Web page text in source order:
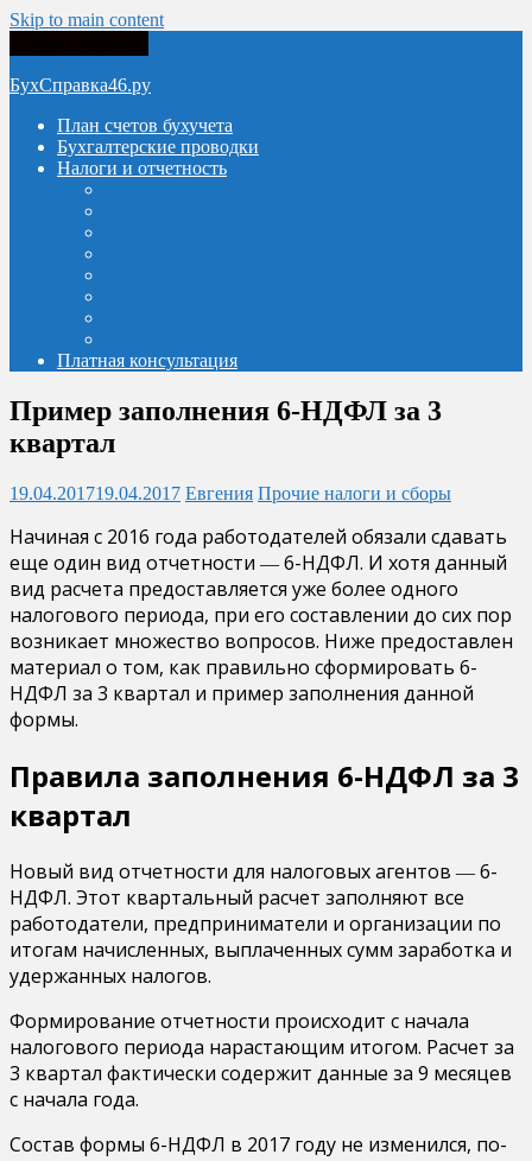
Skip to main content
БухСправка46.ру
План счетов бухучета
Бухгалтерские проводки
Налоги и отчетность
Платная консультация
Пример заполнения 6-НДФЛ за 3
квартал
19.04.201719.04.2017 Евгения Прочие налоги и сборы
Начиная с 2016 года работодателей обязали сдавать
еще один вид отчетности ― 6-НДФЛ. И хотя данный
вид расчета предоставляется уже более одного
налогового периода, при его составлении до сих пор
возникает множество вопросов. Ниже предоставлен
материал о том, как правильно сформировать 6-
НДФЛ за 3 квартал и пример заполнения данной
формы.
Правила заполнения 6-НДФЛ за 3
квартал
Новый вид отчетности для налоговых агентов ― 6-
НДФЛ. Этот квартальный расчет заполняют все
работодатели, предприниматели и организации по
итогам начисленных, выплаченных сумм заработка и
удержанных налогов.
Формирование отчетности происходит с начала
налогового периода нарастающим итогом. Расчет за
3 квартал фактически содержит данные за 9 месяцев
с начала года.
Состав формы 6-НДФЛ в 2017 году не изменился, по-